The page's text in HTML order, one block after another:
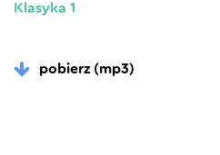
Klasyka 1
pobierz (mp3)